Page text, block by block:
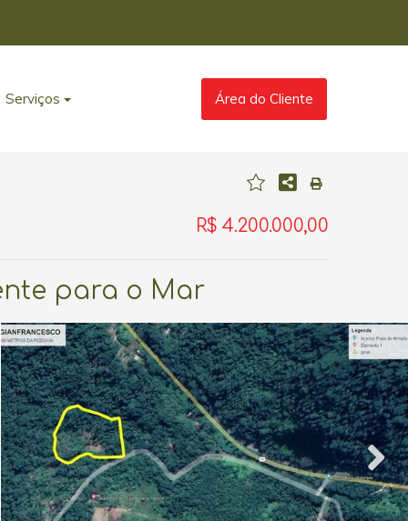
Serviços Área do Cliente
R$ 4.200.000,00
para o Mar